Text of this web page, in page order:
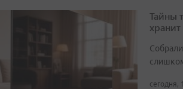
Тайны
сегодня,